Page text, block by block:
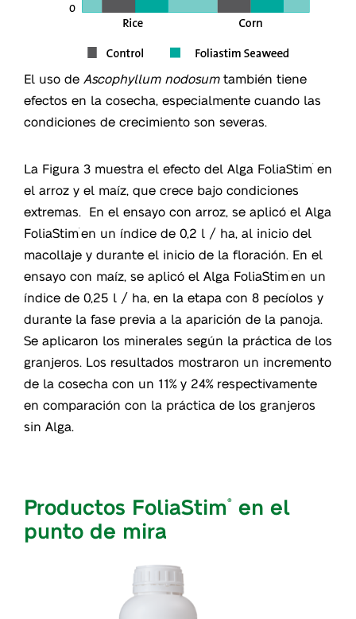
El uso de Ascophyllum nodosumtambién tiene
efectos en la cosecha, especialmente cuando las
condiciones de crecimiento son severas.
La Figura 3 muestra el efecto del Alga FoliaStim®
en
el arroz y el maíz, que crece bajo condiciones
extremas. En el ensayo con arroz, se aplicó el Alga
FoliaStim®
en un índice de 0,2 l / ha, al inicio del
macollaje y durante el inicio de la floración. En el
ensayo con maíz, se aplicó el Alga FoliaStim®
en un
índice de 0,25 l / ha, en la etapa con 8 pecíolos y
durante la fase previa a la aparición de la panoja.
Se aplicaron los minerales según la práctica de los
granjeros. Los resultados mostraron un incremento
de la cosecha con un 11% y 24% respectivamente
en comparación con la práctica de los granjeros
sin Alga.
Productos FoliaStim®
en el
punto de mira